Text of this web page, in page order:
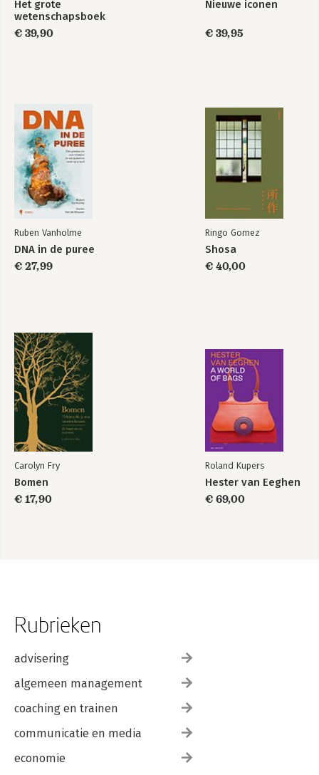
Het grote
wetenschapsboek
€ 39,90
Nieuwe iconen
€ 39,95
Ruben Vanholme
DNA in de puree
€ 27,99
Ringo Gomez
Shosa
€ 40,00
Carolyn Fry
Bomen
€ 17,90
Roland Kupers
Hester van Eeghen
€ 69,00
Rubrieken
advisering
algemeen management
coaching en trainen
communicatie en media
economie